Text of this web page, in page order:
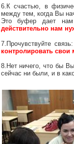
6.К счастью, в
между тем, когда Вы
Это буфер дает нам
действительно нам
7.Прочувствуйте
контролировать свои
8.Нет ничего, что бы
сейчас ни были, и в